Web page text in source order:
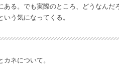
ある。でも実際のところ、どうなん
う気になってくる。
ネについて。